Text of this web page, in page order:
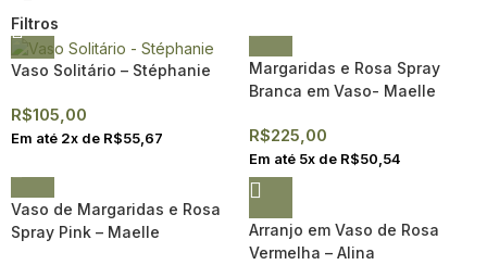
Filtros
Vaso Solitário – Stéphanie
R$105,00
Em até 2x de R$55,67
Margaridas e Rosa Spray
Branca em Vaso- Maelle
R$225,00
Em até 5x de R$50,54
Vaso de Margaridas e Rosa
Spray Pink – Maelle
Arranjo em Vaso de Rosa
Vermelha – Alina